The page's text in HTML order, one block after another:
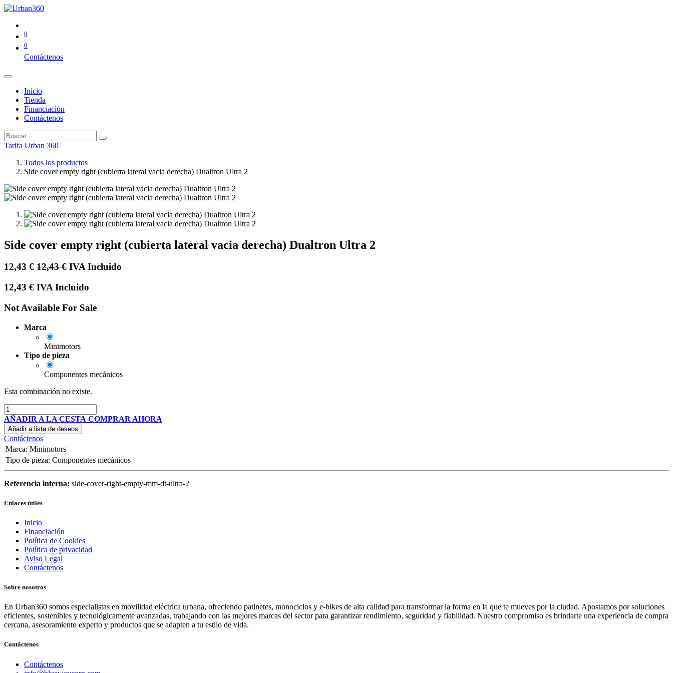
0
0
Contáctenos
Inicio
Tienda
Financiación
Contáctenos
Tarifa Urban 360
Todos los productos
Side cover empty right (cubierta lateral vacia derecha) Dualtron Ultra 2
Side cover empty right (cubierta lateral vacia derecha) Dualtron Ultra 2
12,43 € 12,43€ IVA Incluido
12,43 € IVA Incluido
Not Available For Sale
Marca
Minimotors
Tipo de pieza
Componentes mecánicos
Esta combinación no existe.
AÑADIR A LA CESTA COMPRAR AHORA
Añadir a lista de deseos
Contáctenos
Marca: Minimotors
Tipo de pieza: Componentes mecánicos
Referencia interna: side-cover-right-empty-mm-dt-ultra-2
Enlaces útiles
Inicio
Financiación
Política de Cookies
Política de privacidad
Aviso Legal
Contáctenos
Sobre nosotros
En Urban360 somos especialistas en movilidad eléctrica urbana, ofreciendo patinetes, monociclos y e-bikes de alta calidad para transformar la forma en la que te mueves por la ciudad. Apostamos por soluciones
eficientes, sostenibles y tecnológicamente avanzadas, trabajando con las mejores marcas del sector para garantizar rendimiento, seguridad y fiabilidad. Nuestro compromiso es brindarte una experiencia de compra
cercana, asesoramiento experto y productos que se adapten a tu estilo de vida.
Contáctenos
Contáctenos